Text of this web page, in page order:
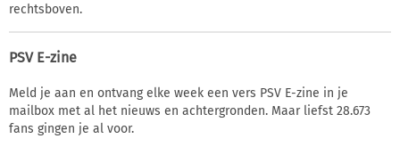
rechtsboven.
PSV E-zine
Meld je aan en ontvang elke week een vers PSV E-zine in je
mailbox met al het nieuws en achtergronden. Maar liefst 28.673
fans gingen je al voor.